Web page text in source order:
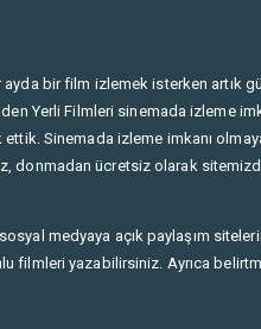
ayda bir film izlemek isterken
Yerli Filmleri sinemada izleme
Sinemada izleme imkanı
donmadan ücretsiz olarak
medyaya açık paylaşım
yazabilirsiniz. Ayrıca